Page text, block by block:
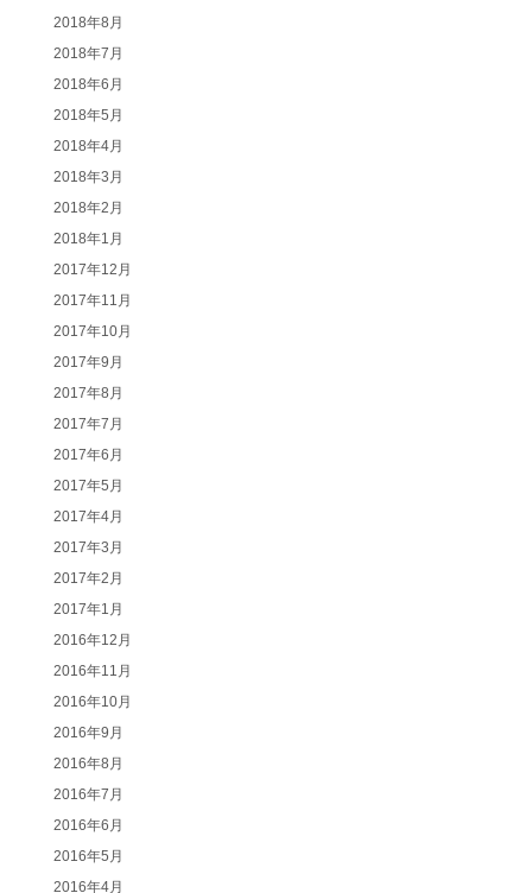
2018年8月
2018年7月
2018年6月
2018年5月
2018年4月
2018年3月
2018年2月
2018年1月
2017年12月
2017年11月
2017年10月
2017年9月
2017年8月
2017年7月
2017年6月
2017年5月
2017年4月
2017年3月
2017年2月
2017年1月
2016年12月
2016年11月
2016年10月
2016年9月
2016年8月
2016年7月
2016年6月
2016年5月
2016年4月